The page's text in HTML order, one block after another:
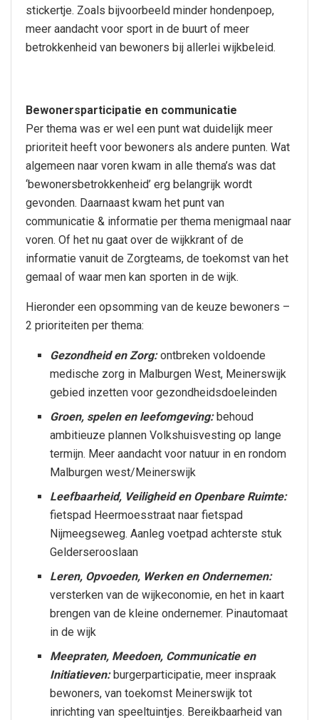
stickertje. Zoals bijvoorbeeld minder hondenpoep,
meer aandacht voor sport in de buurt of meer
betrokkenheid van bewoners bij allerlei wijkbeleid.
Bewonersparticipatie en communicatie
Per thema was er wel een punt wat duidelijk meer
prioriteit heeft voor bewoners als andere punten. Wat
algemeen naar voren kwam in alle thema’s was dat
‘bewonersbetrokkenheid’ erg belangrijk wordt
gevonden. Daarnaast kwam het punt van
communicatie & informatie per thema menigmaal naar
voren. Of het nu gaat over de wijkkrant of de
informatie vanuit de Zorgteams, de toekomst van het
gemaal of waar men kan sporten in de wijk.
Hieronder een opsomming van de keuze bewoners –
2 prioriteiten per thema:
Gezondheid en Zorg:ontbreken voldoende
medische zorg in Malburgen West, Meinerswijk
gebied inzetten voor gezondheidsdoeleinden
Groen, spelen en leefomgeving:behoud
ambitieuze plannen Volkshuisvesting op lange
termijn. Meer aandacht voor natuur in en rondom
Malburgen west/Meinerswijk
Leefbaarheid, Veiligheid en Openbare Ruimte:
fietspad Heermoesstraat naar fietspad
Nijmeegseweg. Aanleg voetpad achterste stuk
Gelderserooslaan
Leren, Opvoeden, Werken en Ondernemen:
versterken van de wijkeconomie, en het in kaart
brengen van de kleine ondernemer. Pinautomaat
in de wijk
Meepraten, Meedoen, Communicatie en
Initiatieven:burgerparticipatie, meer inspraak
bewoners, van toekomst Meinerswijk tot
inrichting van speeltuintjes. Bereikbaarheid van